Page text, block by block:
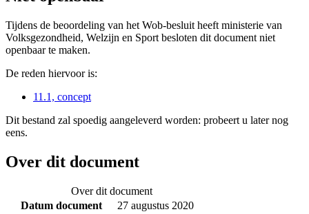
Tijdens de beoordeling van het Wob-besluit heeft ministerie van
Volksgezondheid, Welzijn en Sport besloten dit document niet
openbaar te maken.
De reden hiervoor is:
11.1, concept
Dit bestand zal spoedig aangeleverd worden: probeert u later nog
eens.
Over dit document
Over dit document
Datum document
27 augustus 2020